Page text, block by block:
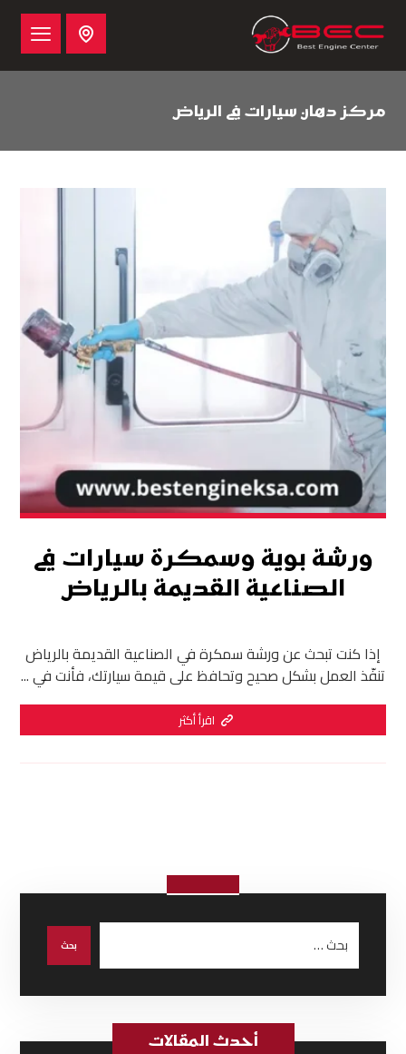
مركز دهان سيارات في الرياض
ورشة بوية وسمكرة سيارات في
الصناعية القديمة بالرياض
إذا كنت تبحث عن ورشة سمكرة في الصناعية القديمة بالرياض
تنفّذ العمل بشكل صحيح وتحافظ على قيمة سيارتك، فأنت في ...
اقرأ أكثر
أحدث المقالات